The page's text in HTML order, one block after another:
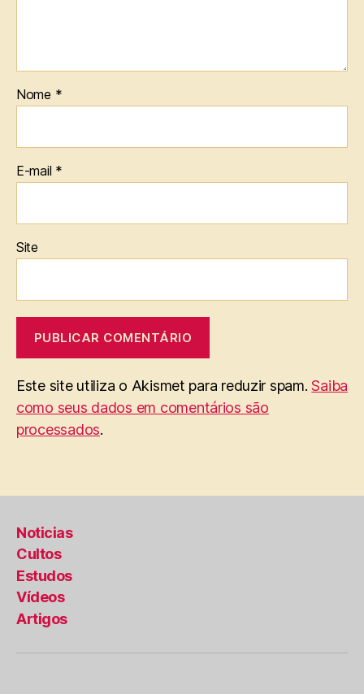
Nome *
E-mail *
Site
Este site utiliza o Akismet para reduzir spam.Saiba
como seus dados em comentários são
processados.
Noticias
Cultos
Estudos
Vídeos
Artigos